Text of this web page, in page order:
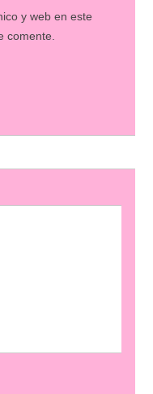
y web en este
comente.